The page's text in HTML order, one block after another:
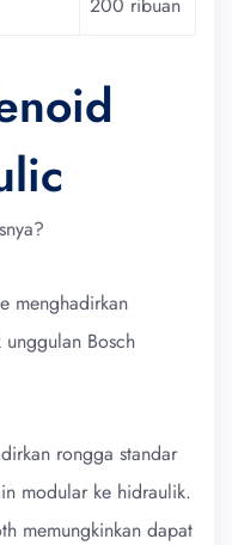
menghadirkan
Bosch
rongga standar
modular ke hidraulik.
memungkinkan dapat